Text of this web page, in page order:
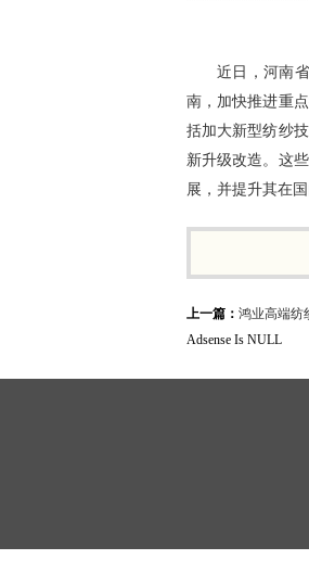
近日，河南
南，加快推进重
括加大新型纺纱
新升级改造。这
展，并提升其在
上一篇： 鸿业高端纺
Adsense Is NULL